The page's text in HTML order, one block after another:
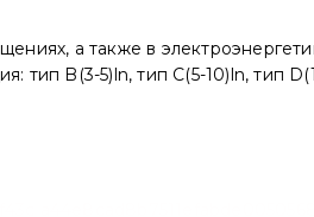
а также в
тип B(3-5)ln, тип C(5-10)ln, тип